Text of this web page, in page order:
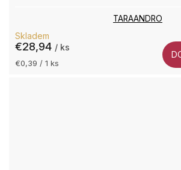
TARAANDRO
Skladem
€28,94 / ks
Jednotková
€0,39 / 1 ks